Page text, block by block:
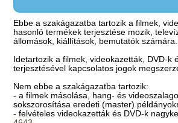
Ebbe a szakágazatba tartozik a filmek,
hasonló termékek terjesztése mozik,
állomások, kiállítások, bemutatók számára.
Idetartozik a filmek, videokazetták, DVD-k
terjesztésével kapcsolatos jogok
Nem ebbe a szakágazatba tartozik:
- a filmek másolása, hang- és
sokszorosítása eredeti (master)
- felvételes videokazetták és DVD-k